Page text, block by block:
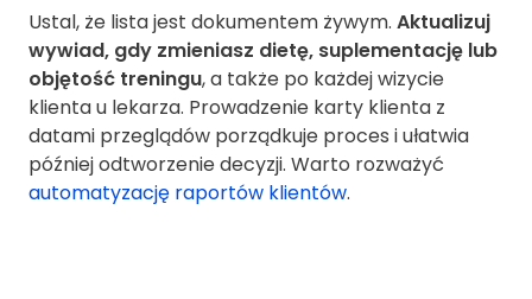
Ustal, że lista jest dokumentem żywym. Aktualizuj
wywiad, gdy zmieniasz dietę, suplementację lub
objętość treningu, a także po każdej wizycie
klienta u lekarza. Prowadzenie karty klienta z
datami przeglądów porządkuje proces i ułatwia
później odtworzenie decyzji. Warto rozważyć
automatyzację raportów klientów.